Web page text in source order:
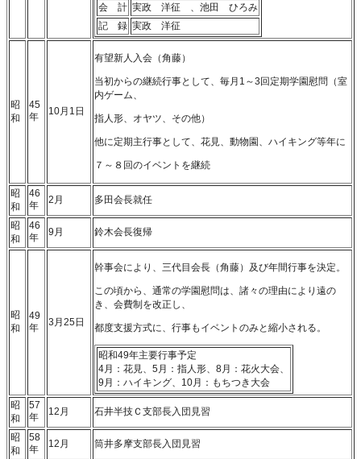
会 計 実政 洋征 、池田 ひろみ
記 録 実政 洋征
昭
和
45
年
10月1日
有望新人入会（角藤）
当初からの継続行事として、毎月1～3回定期学園慰問（室
内ゲーム、
指人形、オヤツ、その他）
他に定期主行事として、花見、動物園、ハイキング等年に
７～８回のイベントを継続
昭
和
46
年
2月 多田会長就任
昭
和
46
年
9月 鈴木会長復帰
昭
和
49
年
3月25日
幹事会により、三代目会長（角藤）及び年間行事を決定。
この頃から、通常の学園慰問は、諸々の理由により遠の
き、会費制を改正し、
都度支援方式に、行事もイベントのみと縮小される。
昭和49年主要行事予定
4月：花見、5月：指人形、8月：花火大会、
9月：ハイキング、10月：もちつき大会
昭
和
57
年
12月 石井半技Ｃ支部長入団見習
昭
和
58
年
12月 筒井多摩支部長入団見習